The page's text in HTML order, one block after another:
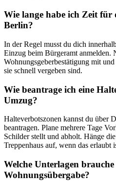
Wie lange habe ich Zeit für
Berlin?
In der Regel musst du dich
Einzug beim Bürgeramt anmelden.
Wohnungsgeberbestätigung mit
sie schnell vergeben sind.
Wie beantrage ich eine
Umzug?
Halteverbotszonen kannst du über
beantragen. Plane mehrere Tage
Schilder stellt und abholt. Hänge
Treppenhaus auf, wenn das erlaubt
Welche Unterlagen
Wohnungsübergabe?